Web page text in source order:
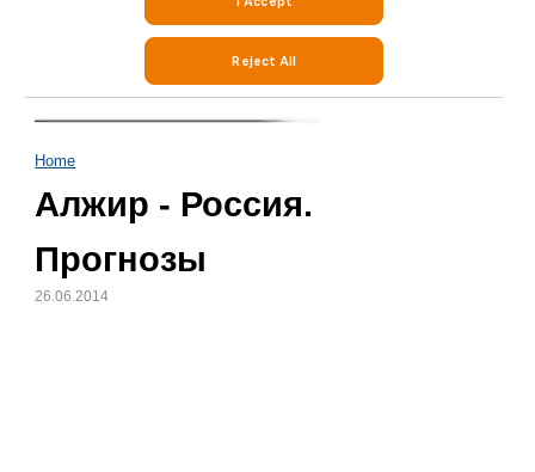
Home
Алжир - Россия.
Прогнозы
26.06.2014